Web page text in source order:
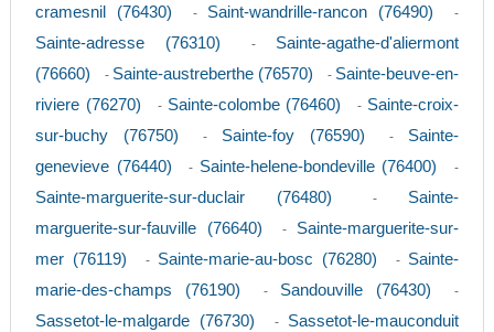
cramesnil (76430)
- Saint-wandrille-rancon (76490) -
Sainte-adresse (76310) - Sainte-agathe-d'aliermont
(76660)
- Sainte-austreberthe (76570) - Sainte-beuve-en-
riviere (76270)
- Sainte-colombe (76460) - Sainte-croix-
sur-buchy (76750)
- Sainte-foy (76590) - Sainte-
genevieve (76440)
- Sainte-helene-bondeville (76400) -
Sainte-marguerite-sur-duclair (76480) - Sainte-
marguerite-sur-fauville (76640)
- Sainte-marguerite-sur-
mer (76119)
- Sainte-marie-au-bosc (76280) - Sainte-
marie-des-champs (76190)
- Sandouville (76430) -
Sassetot-le-malgarde (76730) - Sassetot-le-mauconduit